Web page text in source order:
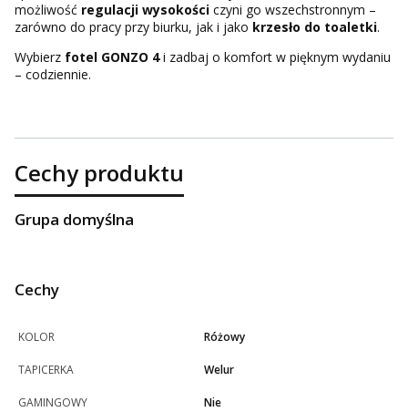
możliwość regulacji wysokości czyni go wszechstronnym –
zarówno do pracy przy biurku, jak i jako krzesło do toaletki.
Wybierz fotel GONZO 4i zadbaj o komfort w pięknym wydaniu
– codziennie.
Cechy produktu
Grupa domyślna
Cechy
KOLOR Różowy
TAPICERKA Welur
GAMINGOWY Nie